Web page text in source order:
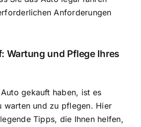
Anforderungen
Wartung und Pflege Ihres
gekauft haben, ist es
warten und zu pflegen. Hier
Tipps, die Ihnen helfen,